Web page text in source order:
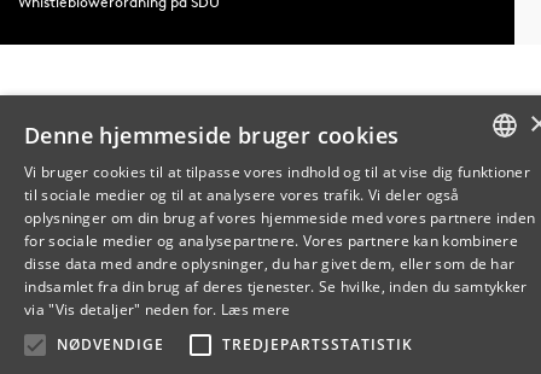
ENGLISH
Denne hjemmeside bruger cookies
Vi bruger cookies til at tilpasse vores indhold og til at vise dig funktioner
til sociale medier og til at analysere vores trafik. Vi deler også
oplysninger om din brug af vores hjemmeside med vores partnere inden
for sociale medier og analysepartnere. Vores partnere kan kombinere
disse data med andre oplysninger, du har givet dem, eller som de har
indsamlet fra din brug af deres tjenester. Se hvilke, inden du samtykker
via "Vis detaljer" neden for. Læs mere
NØDVENDIGE
TREDJEPARTSSTATISTIK